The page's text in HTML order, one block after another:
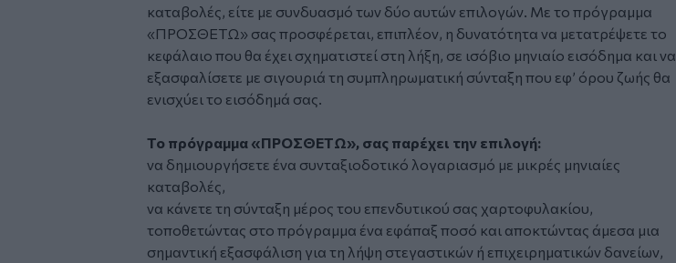
καταβολές, είτε με συνδυασμό των δύο αυτών επιλογών. Με το πρόγραμμα
«ΠΡΟΣΘΕΤΩ» σας προσφέρεται, επιπλέον, η δυνατότητα να μετατρέψετε το
κεφάλαιο που θα έχει σχηματιστεί στη λήξη, σε ισόβιο μηνιαίο εισόδημα και να
εξασφαλίσετε με σιγουριά τη συμπληρωματική σύνταξη που εφ’ όρου ζωής θα
ενισχύει το εισόδημά σας.
Το πρόγραμμα «ΠΡΟΣΘΕΤΩ», σας παρέχει την επιλογή:
να δημιουργήσετε ένα συνταξιοδοτικό λογαριασμό με μικρές μηνιαίες
καταβολές,
να κάνετε τη σύνταξη μέρος του επενδυτικού σας χαρτοφυλακίου,
τοποθετώντας στο πρόγραμμα ένα εφάπαξ ποσό και αποκτώντας άμεσα μια
σημαντική εξασφάλιση για τη λήψη στεγαστικών ή επιχειρηματικών δανείων,